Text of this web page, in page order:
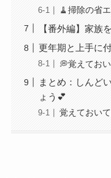
🧹掃除の省
【番外編】家族
更年期と上手に
💭覚えてお
まとめ：しんど
ょう💕
覚えておい